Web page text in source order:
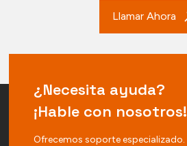
Llamar Ahora
¿Necesita ayuda?
¡Hable con nosotros!
Ofrecemos soporte